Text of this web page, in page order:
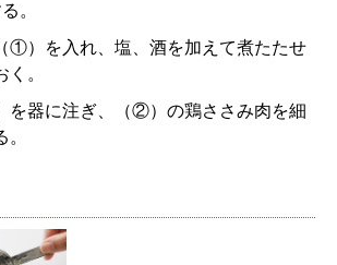
。
①）を入れ、塩、酒を加えて煮たたせ
。
器に注ぎ、（②）の鶏ささみ肉を細